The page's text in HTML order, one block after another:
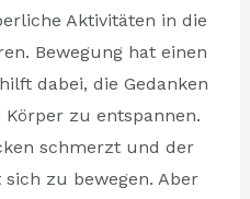
Aktivitäten in die
Bewegung hat einen
dabei, die Gedanken
zu entspannen.
schmerzt und der
zu bewegen. Aber